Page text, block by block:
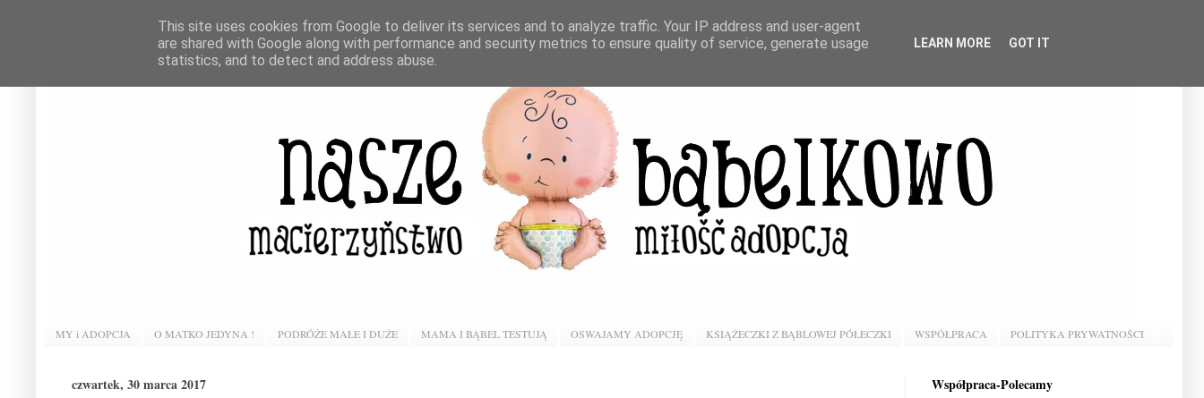
MY i ADOPCJA O MATKO JEDYNA ! PODRÓŻE MAŁE I DUŻE MAMA I BĄBEL TESTUJĄ OSWAJAMY ADOPCJĘ KSIĄŻECZKI Z BĄBLOWEJ PÓŁECZKI WSPÓŁPRACA POLITYKA PRYWATNOŚCI
czwartek, 30 marca 2017 Współpraca-Polecamy
This site uses cookies from Google to deliver its services and to analyze traffic. Your IP address and user-agent
are shared with Google along with performance and security metrics to ensure quality of service, generate usage
statistics, and to detect and address abuse.
LEARN MORE GOT IT